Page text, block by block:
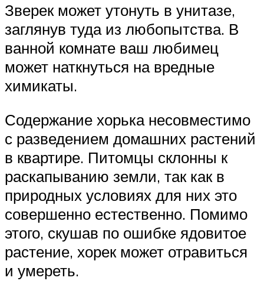
Зверек может утонуть в унитазе,
заглянув туда из любопытства. В
ванной комнате ваш любимец
может наткнуться на вредные
химикаты.
Содержание хорька несовместимо
с разведением домашних растений
в квартире. Питомцы склонны к
раскапыванию земли, так как в
природных условиях для них это
совершенно естественно. Помимо
этого, скушав по ошибке ядовитое
растение, хорек может отравиться
и умереть.